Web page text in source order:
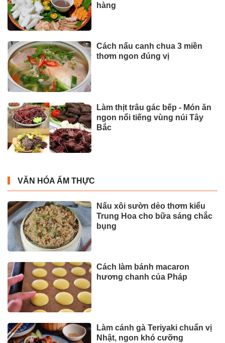
hàng
Cách nấu canh chua 3 miền
thơm ngon đúng vị
Làm thịt trâu gác bếp - Món ăn
ngon nổi tiếng vùng núi Tây
Bắc
VĂN HÓA ẨM THỰC
Nấu xôi sườn dẻo thơm kiểu
Trung Hoa cho bữa sáng chắc
bụng
Cách làm bánh macaron
hương chanh của Pháp
Làm cánh gà Teriyaki chuẩn vị
Nhật, ngon khó cưỡng